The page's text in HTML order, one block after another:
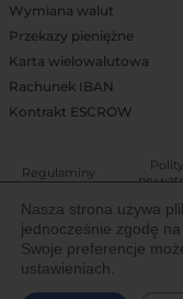
Wymiana walut
Przekazy pieniężne
Karta wielowalutowa
Rachunek IBAN
Kontrakt ESCROW
Regulaminy
Właścicielem Trejdoo jest
Wartościowych w
Komisji Nadzoru
świadczenia usług
Nasza strona używa
jednocześnie zgodę
Swoje preferencje
ustawieniach.